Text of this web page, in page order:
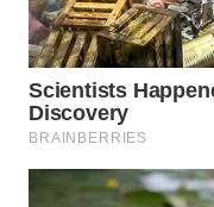
WN
WN
SUKABUMI